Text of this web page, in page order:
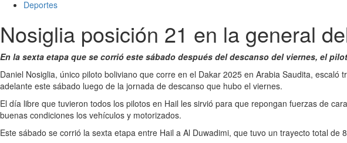
Deportes
Nosiglia posición 21 en la general
En la sexta etapa que se corrió este sábado después del descanso del viernes, el
Daniel Nosiglia, único piloto boliviano que corre en el Dakar 2025 en Arabia Saudita,
adelante este sábado luego de la jornada de descanso que hubo el viernes.
El día libre que tuvieron todos los pilotos en Hail les sirvió para que repongan fuerzas de
buenas condiciones los vehículos y motorizados.
Este sábado se corrió la sexta etapa entre Hail a Al Duwadimi, que tuvo un trayecto total